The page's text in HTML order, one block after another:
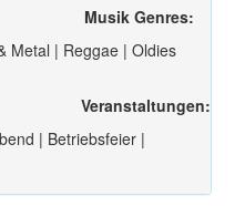
Musik Genres:
Metal | Reggae | Oldies
Veranstaltungen:
| Betriebsfeier |